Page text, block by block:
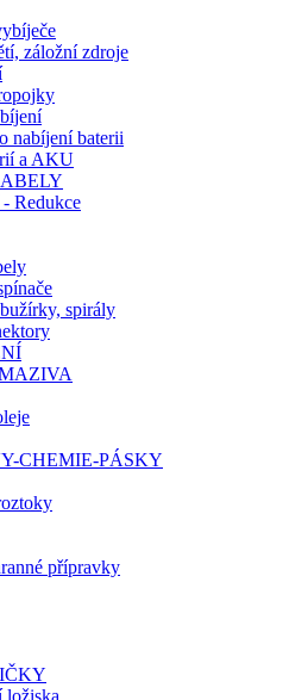
záložní zdroje
nabíjení baterii
a AKU
Redukce
spirály
CHEMIE-PÁSKY
přípravky
ložiska